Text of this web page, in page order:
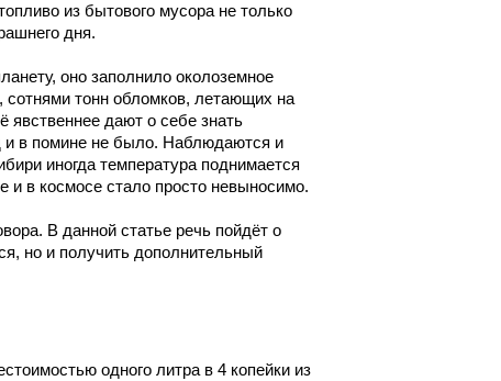
из бытового мусора не только
дня.
оно заполнило околоземное
сотнями тонн обломков, летающих на
явственнее дают о себе знать
и в помине не было. Наблюдаются и
иногда температура поднимается
и в космосе стало просто невыносимо.
В данной статье речь пойдёт о
но и получить дополнительный
одного литра в 4 копейки из